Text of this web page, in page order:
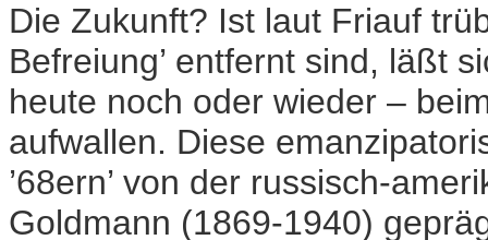
Die Zukunft? Ist laut Friauf
Befreiung’ entfernt sind, läßt
heute noch oder wieder –
aufwallen. Diese
’68ern’ von der russisch-
Goldmann (1869-1940)